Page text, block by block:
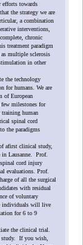
efforts towards
the strategy we are
a combination
interventions,
chronic
treatment paradigm
multiple sclerosis
in other
the technology
for humans. We are
of European
few milestones for
training human
spinal cord
the paradigms
afirst clinical study,
Lausanne. Prof.
cord injury
evaluations. Prof.
of all the surgical
with residual
of voluntary
individuals will live
for 6 to 9
the clinical trial.
study. If you wish,